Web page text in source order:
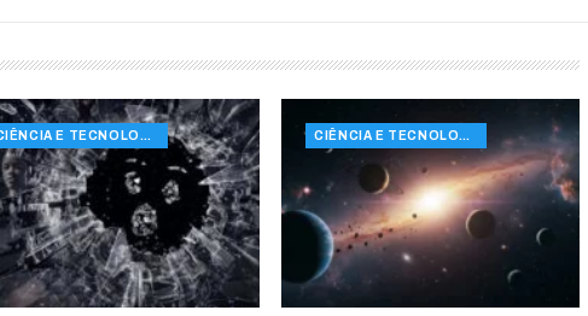
CIÊNCIA E TECNOLOGIA CIÊNCIA E TECNOLOGIA